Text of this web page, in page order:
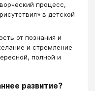
процесс,
в детской
от познания и
и стремление
полной и
развитие?